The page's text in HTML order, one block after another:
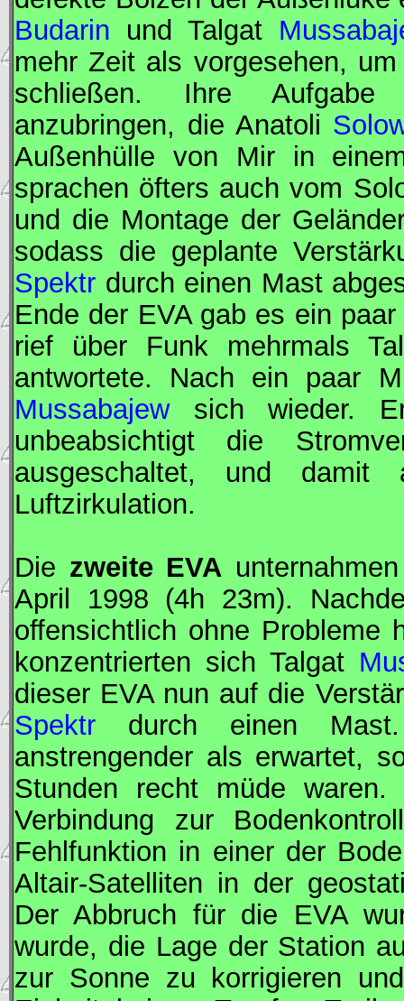
Budarin und Talgat
mehr Zeit als vorgesehen,
schließen. Ihre Aufgabe
anzubringen, die Anatoli
Außenhülle von Mirin einem
sprachen öfters auch vom
und die Montage der
sodass die geplante
Spektr durch einen Mast
Ende der EVAgab es ein paar
rief über Funk mehrmals
antwortete. Nach ein paar
Mussabajewsich wieder. Er
unbeabsichtigt die
ausgeschaltet, und
Luftzirkulation.
Die zweite EVA
April 1998 (4h 23m).
offensichtlich ohne Probleme
konzentrierten sich Talgat
dieser EVAnun auf die
Spektr durch einen
anstrengender als erwartet,
Stunden recht müde
Verbindung zur
Fehlfunktion in einer der
Altair-Satelliten in der
Der Abbruch für die EVA
wurde, die Lage der Station
zur Sonne zu korrigieren